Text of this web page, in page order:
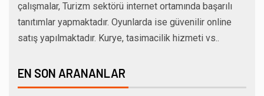
çalışmalar, Turizm sektörü internet ortamında başarılı
tanıtımlar yapmaktadır. Oyunlarda ise güvenilir online
satış yapılmaktadır. Kurye, tasimacilik hizmeti vs..
EN SON ARANANLAR